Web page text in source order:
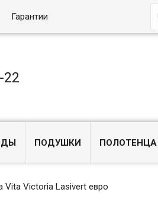
Гарантии
22
ПОДУШКИ ПОЛОТЕНЦА
Vita Victoria Lasivert евро